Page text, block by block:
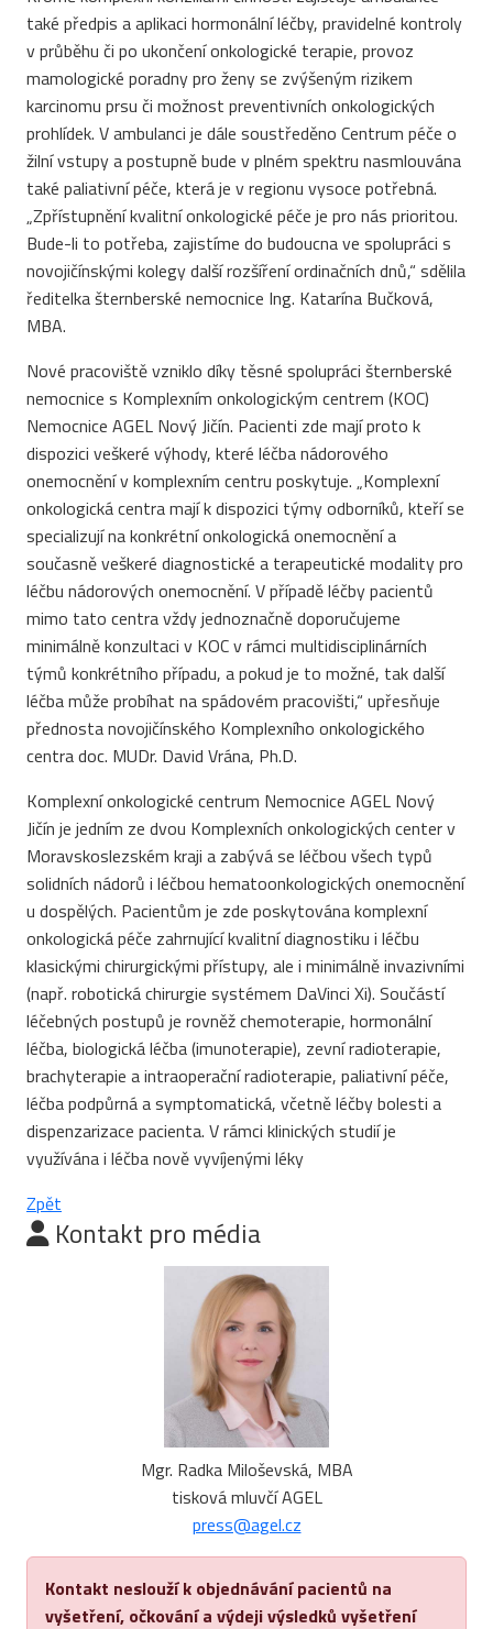
také předpis a aplikaci hormonální léčby, pravidelné kontroly
v průběhu či po ukončení onkologické terapie, provoz
mamologické poradny pro ženy se zvýšeným rizikem
karcinomu prsu či možnost preventivních onkologických
prohlídek. V ambulanci je dále soustředěno Centrum péče o
žilní vstupy a postupně bude v plném spektru nasmlouvána
také paliativní péče, která je v regionu vysoce potřebná.
„Zpřístupnění kvalitní onkologické péče je pro nás prioritou.
Bude-li to potřeba, zajistíme do budoucna ve spolupráci s
novojičínskými kolegy další rozšíření ordinačních dnů,“ sdělila
ředitelka šternberské nemocnice Ing. Katarína Bučková,
MBA.
Nové pracoviště vzniklo díky těsné spolupráci šternberské
nemocnice s Komplexním onkologickým centrem (KOC)
Nemocnice AGEL Nový Jičín. Pacienti zde mají proto k
dispozici veškeré výhody, které léčba nádorového
onemocnění v komplexním centru poskytuje. „Komplexní
onkologická centra mají k dispozici týmy odborníků, kteří se
specializují na konkrétní onkologická onemocnění a
současně veškeré diagnostické a terapeutické modality pro
léčbu nádorových onemocnění. V případě léčby pacientů
mimo tato centra vždy jednoznačně doporučujeme
minimálně konzultaci v KOC v rámci multidisciplinárních
týmů konkrétního případu, a pokud je to možné, tak další
léčba může probíhat na spádovém pracovišti,“ upřesňuje
přednosta novojičínského Komplexního onkologického
centra doc. MUDr. David Vrána, Ph.D.
Komplexní onkologické centrum Nemocnice AGEL Nový
Jičín je jedním ze dvou Komplexních onkologických center v
Moravskoslezském kraji a zabývá se léčbou všech typů
solidních nádorů i léčbou hematoonkologických onemocnění
u dospělých. Pacientům je zde poskytována komplexní
onkologická péče zahrnující kvalitní diagnostiku i léčbu
klasickými chirurgickými přístupy, ale i minimálně invazivními
(např. robotická chirurgie systémem DaVinci Xi). Součástí
léčebných postupů je rovněž chemoterapie, hormonální
léčba, biologická léčba (imunoterapie), zevní radioterapie,
brachyterapie a intraoperační radioterapie, paliativní péče,
léčba podpůrná a symptomatická, včetně léčby bolesti a
dispenzarizace pacienta. V rámci klinických studií je
využívána i léčba nově vyvíjenými léky
Zpět
Kontakt pro média
Mgr. Radka Miloševská, MBA
tisková mluvčí AGEL
press@agel.cz
Kontakt neslouží k objednávání pacientů na
vyšetření, očkování a výdeji výsledků vyšetření